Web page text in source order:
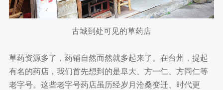
古城到处可见的草药店
草药资源多了，药铺自然而然就多起来了。在台州，提起
有名的药店，我们首先想到的是阜大、方一仁、方同仁等
老字号。这些老字号药店虽历经岁月沧桑变迁、时代更